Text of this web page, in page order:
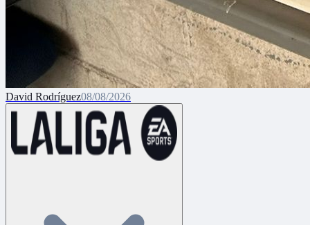
David Rodríguez08/08/2026